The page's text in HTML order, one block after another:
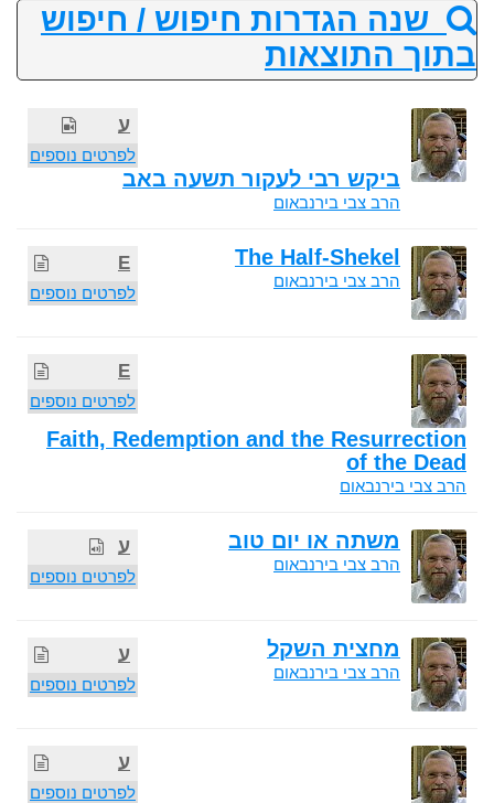
שנה הגדרות חיפוש / חיפוש
בתוך התוצאות
ע
לפרטים נוספים
ביקש רבי לעקור תשעה באב
הרב צבי בירנבאום
E
לפרטים נוספים
The Half-Shekel
הרב צבי בירנבאום
E
לפרטים נוספים
Faith, Redemption and the Resurrection
of the Dead
הרב צבי בירנבאום
ע
לפרטים נוספים
משתה או יום טוב
הרב צבי בירנבאום
ע
לפרטים נוספים
מחצית השקל
הרב צבי בירנבאום
ע
לפרטים נוספים